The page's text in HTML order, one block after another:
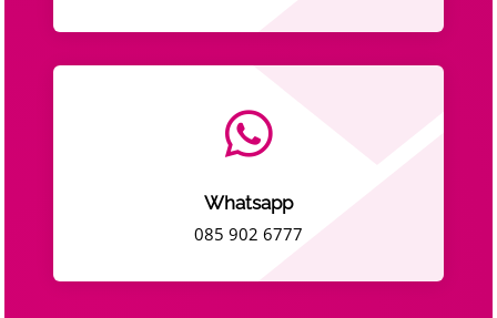

Whatsapp
085 902 6777